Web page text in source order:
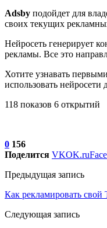
Adsby подойдет для
своих текущих
Нейросеть генерирует
рекламы. Все это
Хотите узнавать
использовать нейросети
118 показов 6 открытий
0 156
Поделится VKOK.ru
Предыдущая запись
Как рекламировать
Следующая запись